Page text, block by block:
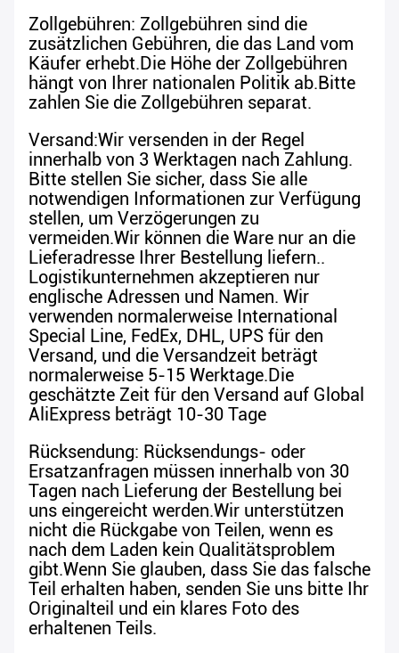
Zollgebühren: Zollgebühren sind die
zusätzlichen Gebühren, die das Land vom
Käufer erhebt.Die Höhe der Zollgebühren
hängt von Ihrer nationalen Politik ab.Bitte
zahlen Sie die Zollgebühren separat.
Versand:Wir versenden in der Regel
innerhalb von 3 Werktagen nach Zahlung.
Bitte stellen Sie sicher, dass Sie alle
notwendigen Informationen zur Verfügung
stellen, um Verzögerungen zu
vermeiden.Wir können die Ware nur an die
Lieferadresse Ihrer Bestellung liefern..
Logistikunternehmen akzeptieren nur
englische Adressen und Namen. Wir
verwenden normalerweise International
Special Line, FedEx, DHL, UPS für den
Versand, und die Versandzeit beträgt
normalerweise 5-15 Werktage.Die
geschätzte Zeit für den Versand auf Global
AliExpress beträgt 10-30 Tage
Rücksendung: Rücksendungs- oder
Ersatzanfragen müssen innerhalb von 30
Tagen nach Lieferung der Bestellung bei
uns eingereicht werden.Wir unterstützen
nicht die Rückgabe von Teilen, wenn es
nach dem Laden kein Qualitätsproblem
gibt.Wenn Sie glauben, dass Sie das falsche
Teil erhalten haben, senden Sie uns bitte Ihr
Originalteil und ein klares Foto des
erhaltenen Teils.